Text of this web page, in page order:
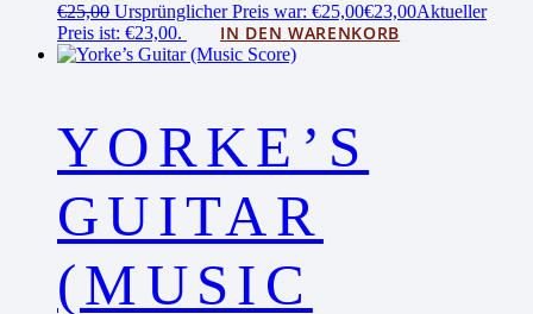
€25,00 Ursprünglicher Preis war: €25,00€23,00Aktueller
Preis ist: €23,00.
IN DEN WARENKORB
YORKE’S
GUITAR
(MUSIC